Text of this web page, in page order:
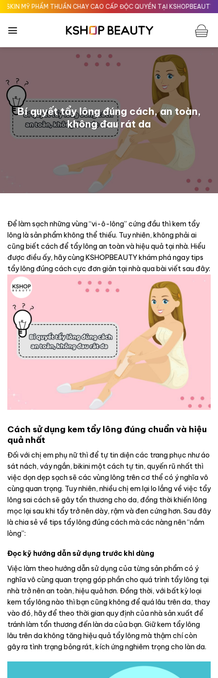
Chuyển
đến
nội
THUẦN CHAY CAO CẤP ĐỘC QUYỀN TẠI KSHOPBEAUTY.VN Giao
Bí quyết tẩy lông đúng cách, an toàn,
không đau rát da
Để làm sạch những vùng “vi-ô-lông” cứng đầu thì kem tẩy
lông là sản phẩm không thể thiếu. Tuy nhiên, không phải ai
cũng biết cách để tẩy lông an toàn và hiệu quả tại nhà. Hiểu
được điều ấy, hãy cùng KSHOPBEAUTY khám phá ngay tips
tẩy lông đúng cách cực đơn giản tại nhà qua bài viết sau đây:
Cách sử dụng kem tẩy lông đúng chuẩn và hiệu
quả nhất
Đối với chị em phụ nữ thì để tự tin diện các trang phục như áo
sát nách, váy ngắn, bikini một cách tự tin, quyến rũ nhất thì
việc dọn dẹp sạch sẽ các vùng lông trên cơ thể có ý nghĩa vô
cùng quan trọng. Tuy nhiên, nhiều chị em lại lo lắng về việc tẩy
lông sai cách sẽ gây tổn thương cho da, đồng thời khiến lông
mọc lại sau khi tẩy trở nên dày, rậm và đen cứng hơn. Sau đây
là chia sẻ về tips tẩy lông đúng cách mà các nàng nên “nắm
lòng”:
Đọc kỹ hướng dẫn sử dụng trước khi dùng
Việc làm theo hướng dẫn sử dụng của từng sản phẩm có ý
nghĩa vô cùng quan trọng góp phần cho quá trình tẩy lông tại
nhà trở nên an toàn, hiệu quả hơn. Đồng thời, với bất kỳ loại
kem tẩy lông nào thì bạn cũng không để quá lâu trên da, thay
vào đó, hãy để theo thời gian quy định của nhà sản xuất để
tránh làm tổn thương đến làn da của bạn. Giữ kem tẩy lông
lâu trên da không tăng hiệu quả tẩy lông mà thậm chí còn
gây ra tình trạng bỏng rát, kích ứng nghiêm trọng cho làn da.